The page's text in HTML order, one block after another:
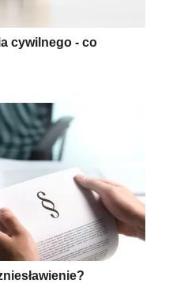
cywilnego - co